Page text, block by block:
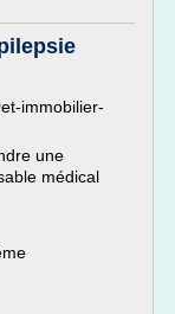
immobilier-
une
médical